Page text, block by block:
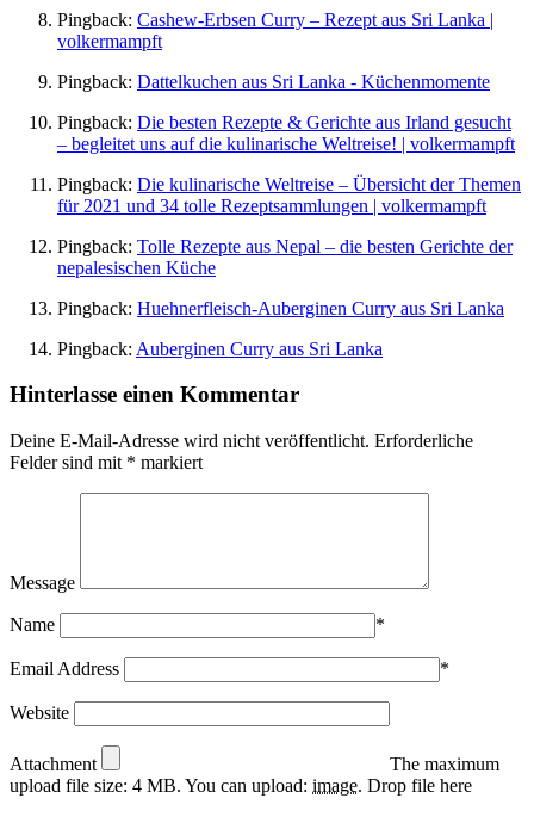
Pingback: Cashew-Erbsen Curry – Rezept aus Sri Lanka |
volkermampft
Pingback: Dattelkuchen aus Sri Lanka - Küchenmomente
Pingback: Die besten Rezepte & Gerichte aus Irland gesucht
– begleitet uns auf die kulinarische Weltreise! | volkermampft
Pingback: Die kulinarische Weltreise – Übersicht der Themen
für 2021 und 34 tolle Rezeptsammlungen | volkermampft
Pingback: Tolle Rezepte aus Nepal – die besten Gerichte der
nepalesischen Küche
Pingback: Huehnerfleisch-Auberginen Curry aus Sri Lanka
Pingback: Auberginen Curry aus Sri Lanka
Hinterlasse einen Kommentar
Deine E-Mail-Adresse wird nicht veröffentlicht. Erforderliche
Felder sind mit * markiert
Message
Name *
Email Address *
Website
Attachment
The maximum
upload file size: 4 MB. You can upload: image. Drop file here